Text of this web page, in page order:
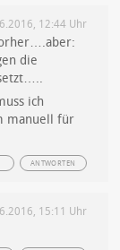
12:44 Uhr
die
ich
manuell für
ANTWORTEN
15:11 Uhr